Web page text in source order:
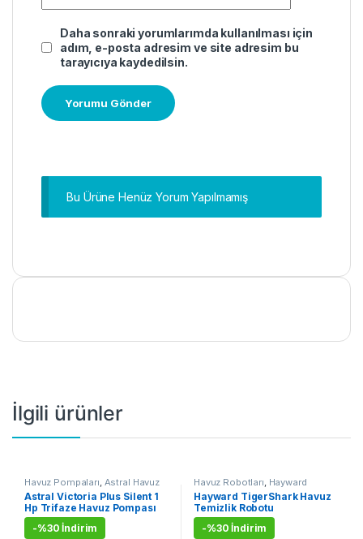
Daha sonraki yorumlarımda kullanılması için
adım, e-posta adresim ve site adresim bu
tarayıcıya kaydedilsin.
Bu Ürüne Henüz Yorum Yapılmamış
İlgili ürünler
Havuz Pompaları Astral Havuz
Pompaları ,Çok Satanlar,
Kampanyalı Ürünler
Astral Victoria Plus Silent 1
Hp Trifaze Havuz Pompası
-%30 İndirim
Havuz Robotları Hayward
TigerShark Havuz Robotları
Satanlar,Kampanyalı Ürünler
Hayward TigerShark Havuz
Temizlik Robotu
-%30 İndirim